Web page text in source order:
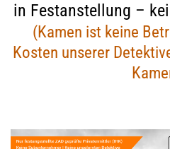
in Festanstellung –
(Kamen ist keine
Kosten unserer